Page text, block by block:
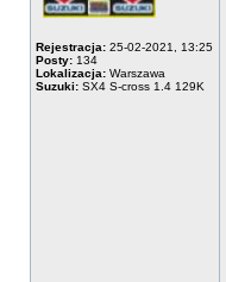
Rejestracja: 25-02-2021, 13:25
Posty: 134
Lokalizacja: Warszawa
Suzuki: SX4 S-cross 1.4 129K